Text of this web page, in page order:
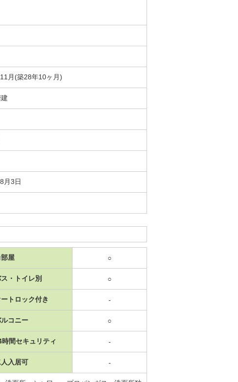
月(築28年10ヶ月)
月3日
屋 ○
・トイレ別 ○
トロック付き -
コニー ○
時間セキュリティ -
入居可 -